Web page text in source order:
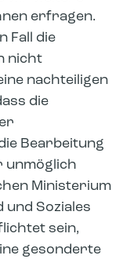
erfragen.
Fall die
nicht
nachteiligen
die
Bearbeitung
unmöglich
Ministerium
Soziales
sein,
gesonderte